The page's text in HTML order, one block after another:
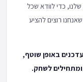
כדי לוודא שכל
רוצים להציע
באופן שוטף,
לשחק.